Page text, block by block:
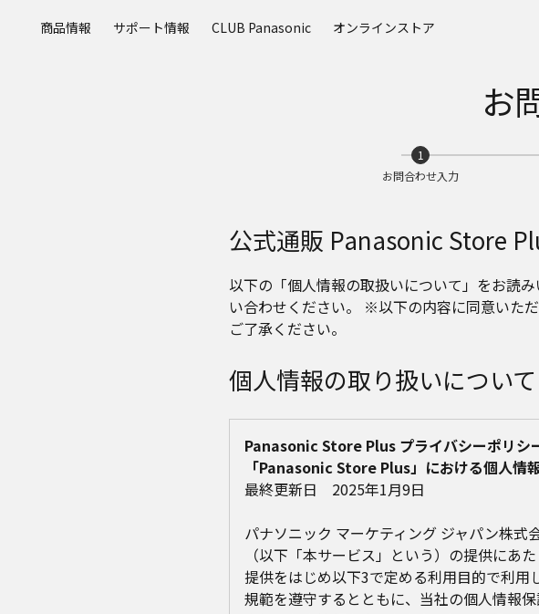
商品情報 サポート情報 CLUB Panasonic オンラインストア
お
お問合わせ入力
公式通販 Panasonic Store
以下の「個人情報の取扱いについて」をお読
い合わせください。 ※以下の内容に同意いた
ご了承ください。
個人情報の取り扱いについて
Panasonic Store Plus プライバシーポリシ
「Panasonic Store Plus」における個人情
最終更新日 2025年1月9日
パナソニック マーケティング ジャパン株
（以下「本サービス」という）の提供にあ
提供をはじめ以下3で定める利用目的で利
規範を遵守するとともに、当社の個人情報